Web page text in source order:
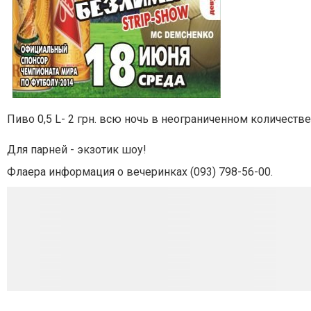
Пиво 0,5 L- 2 грн. всю ночь в неограниченном
Для парней - экзотик шоу!
Флаера информация о вечеринках (093) 798-56-00.